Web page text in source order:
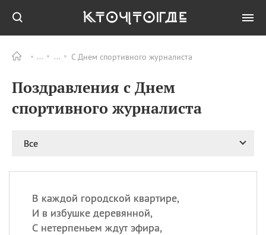
С Днем спортивного журналиста
Поздравления с Днем
спортивного журналиста
Все
В каждой городской квартире,
И в избушке деревянной,
С нетерпеньем ждут эфира,
ПРАЗДНИКИ
11.08 Рождество святителя
11.08 День «мусорной еды»
праздник
12.08 День
Военно‑воздушных сил
(День ВВС) РФ